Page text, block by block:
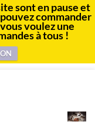
sont en pause et
commander
voulez une
à tous !